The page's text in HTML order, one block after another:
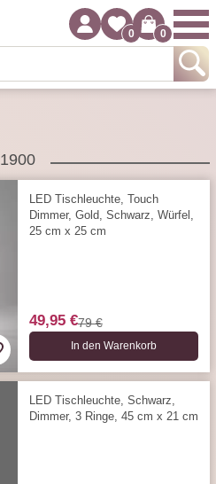
0 0
1900
LED Tischleuchte, Touch
Dimmer, Gold, Schwarz, Würfel,
25 cm x 25 cm
49,95 €79 €
In den Warenkorb
LED Tischleuchte, Schwarz,
Dimmer, 3 Ringe, 45 cm x 21 cm